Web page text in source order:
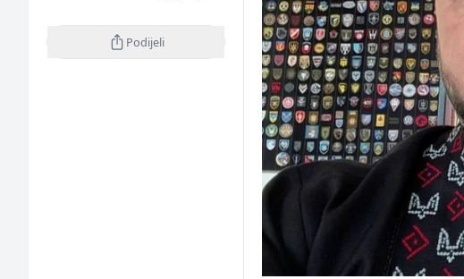
Podijeli